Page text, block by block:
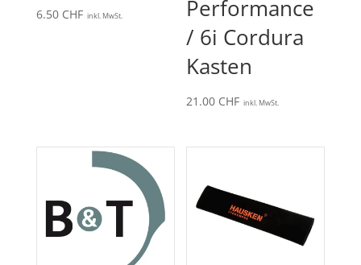
6.50 CHF inkl. MwSt.
Performance
/ 6i Cordura
Kasten
21.00 CHF inkl. MwSt.